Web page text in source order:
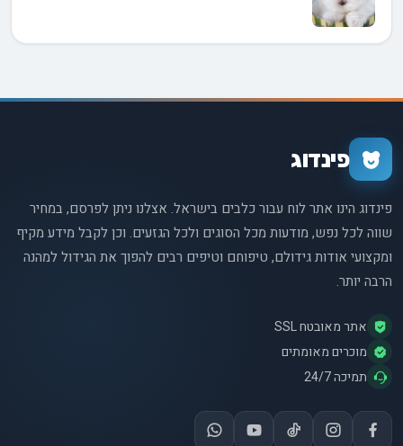
פינדוג
פינדוג הינו אתר לוח עבור כלבים בישראל. אצלנו ניתן לפרסם, במחיר
שווה לכל נפש, מודעות מכל הסוגים ולכל הגזעים. וכן לקבל מידע מקיף
ומקצועי אודות גידולם, טיפוחם וטיפים רבים להפוך את הגידול למהנה
הרבה יותר.
אתר מאובטח SSL
מוכרים מאומתים
תמיכה 24/7